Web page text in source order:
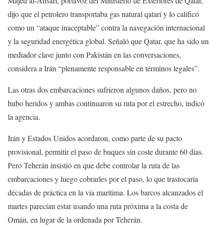
dijo que el petrolero transportaba gas natural qatarí y lo calificó
como un “ataque inaceptable” contra la navegación internacional
y la seguridad energética global. Señaló que Qatar, que ha sido un
mediador clave junto con Pakistán en las conversaciones,
considera a Irán “plenamente responsable en términos legales”.
Las otras dos embarcaciones sufrieron algunos daños, pero no
hubo heridos y ambas continuaron su ruta por el estrecho, indicó
la agencia.
Irán y Estados Unidos acordaron, como parte de su pacto
provisional, permitir el paso de buques sin coste durante 60 días.
Pero Teherán insistió en que debe controlar la ruta de las
embarcaciones y luego cobrarles por el paso, lo que trastocaría
décadas de práctica en la vía marítima. Los barcos alcanzados el
martes parecían estar usando una ruta próxima a la costa de
Omán, en lugar de la ordenada por Teherán.